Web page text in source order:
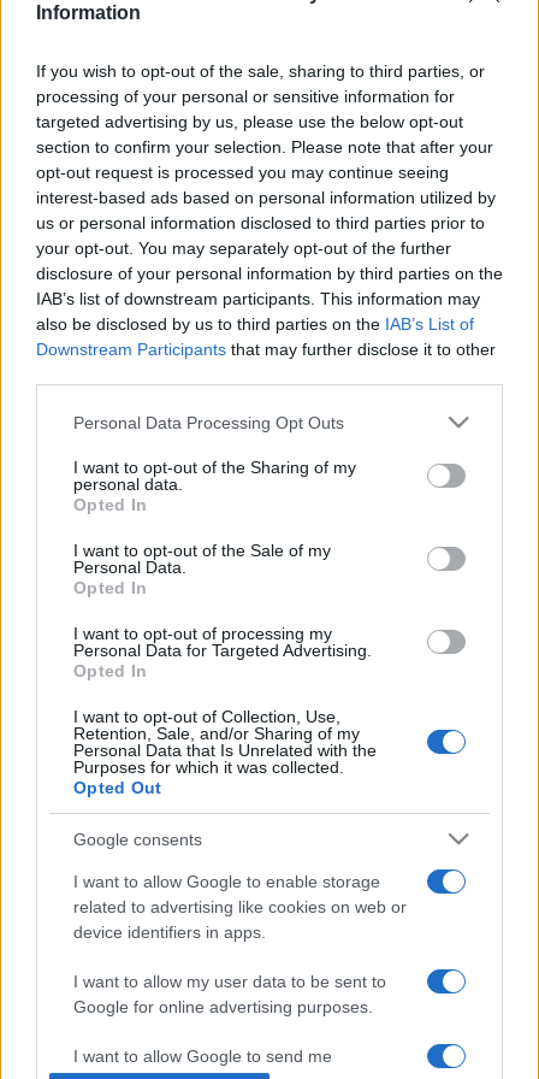
Information
If you wish to opt-out of the sale, sharing to third parties, or
processing of your personal or sensitive information for
targeted advertising by us, please use the below opt-out
section to confirm your selection. Please note that after your
opt-out request is processed you may continue seeing
interest-based ads based on personal information utilized by
us or personal information disclosed to third parties prior to
your opt-out. You may separately opt-out of the further
disclosure of your personal information by third parties on the
IAB’s list of downstream participants. This information may
also be disclosed by us to third parties on the IAB’s List of
Downstream Participants that may further disclose it to other
Please note that this website/app uses one or more Google
not limited to your visit or usage behaviour. You may click to
grant or deny consent to Google and its third-party tags to
use your data for below specified purposes in below Google
consent section.
Personal Data Processing Opt Outs
I want to opt-out of the Sharing of my
personal data.
Opted In
I want to opt-out of the Sale of my
Personal Data.
Opted In
I want to opt-out of processing my
Personal Data for Targeted Advertising.
Opted In
I want to opt-out of Collection, Use,
Retention, Sale, and/or Sharing of my
Personal Data that Is Unrelated with the
Purposes for which it was collected.
Opted Out
Google consents
I want to allow Google to enable storage
related to advertising like cookies on web or
device identifiers in apps.
I want to allow my user data to be sent to
Google for online advertising purposes.
I want to allow Google to send me
turistára is kiterjesztheti. Bővebb információ:
www.nauvonkamaramusiikki.fi Július 24-től 29-ig tart
Turkuban az újdonsült Aura Fesztivál keretében a Magyar
Napok programsorozat. Az Aura folyó partján magyar népi
iparművészek ? Nagy Pál Ferenc és Pádor Ágnes - kínálják
saját valamint több jeles magyar népi iparművész zsűrizett
termékeit. Turku testvérvárosából, Szegedről érkezik a
Molnár Dixiland Együttes, hogy zenéjével szórakoztassa a
közönséget. A programok között szerepel még
idegenforgalmi bemutató, borkóstoló és sültkolbász-evő
verseny. A Magyar Napokra Swan-vitorlás hajókkal több
örvendő Orgonaéj és Ária Fesztivál keretében Ruppert
István orgonaművész ad hangversenyt az Espoo-i
Székesegyházban. A HMKTK és az Orgonaéj és Ária
együttműködés, ennek köszönhetően több kiváló magyar
orgonaművész mutatkozhatott be a finn közönség előtt.
Augusztus 2-9-ig tart a Savonlinna Balett Fesztivál, melyen
a Magyar Állami Operaház Balettegyüttese vendégszerepel
szerveződött ez a fesztivál, s kitűnő alkalmat kínál a
HMKTK-nak arra, hogy a balettművészeten kívül járulékos
programok keretében a magyar kultúra egyéb területeit is
népszerűsítse. Augusztus 7-13 között rendezik Tamperében
a Nemzetközi Színházi Fesztivált, amelyen kiemelt helyet
kapott a Katona József Színház Ledarálnakeltűntem című
előadása. A jegyek már elővételben elkeltek!